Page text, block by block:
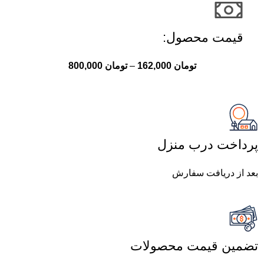
قیمت محصول:​
تومان 162,000
–تومان 800,000
پرداخت درب منزل
بعد از دریافت سفارش
تضمین قیمت محصولات